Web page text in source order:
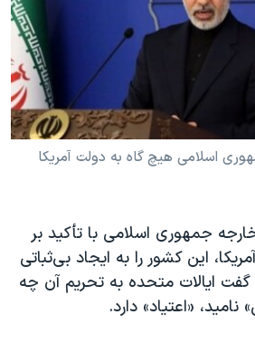
۲۰۲۴
اسرائیل
اسلامی هیچ گاه به دولت آمریکا
جمهوری اسلامی با تأکید بر
این کشور را به ایجاد بی‌ثباتی
ایالات متحده به تحریم آن چه
«اعتیاد» دارد.